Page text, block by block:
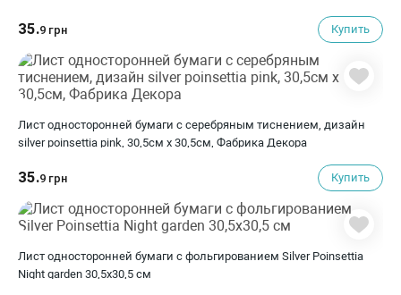
35.9 грн Купить
Лист односторонней бумаги с серебряным тиснением, дизайн
silver poinsettia pink, 30,5см х 30,5см, Фабрика Декора
35.9 грн Купить
Лист односторонней бумаги с фольгированием Silver Poinsettia
Night garden 30,5х30,5 см